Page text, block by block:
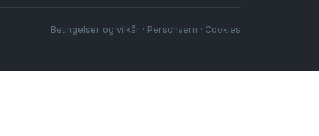
Betingelser og vilkår · Personvern · Cookies